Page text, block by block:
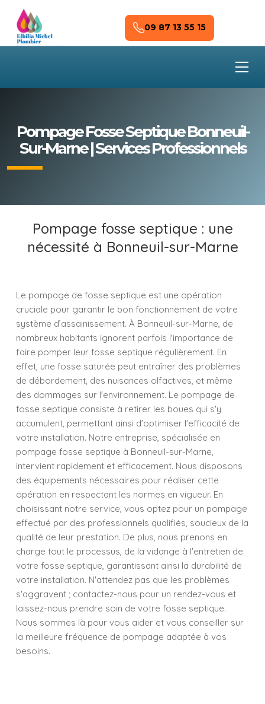
Skip to main content
09 87 13 55 15
Pompage Fosse Septique Bonneuil-
Sur-Marne | Services Professionnels
Pompage fosse septique : une
nécessité à Bonneuil-sur-Marne
Le pompage de fosse septique est une opération
cruciale pour garantir le bon fonctionnement de votre
système d’assainissement. À Bonneuil-sur-Marne, de
nombreux habitants ignorent parfois l'importance de
faire pomper leur fosse septique régulièrement. En
effet, une fosse saturée peut entraîner des problèmes
de débordement, des nuisances olfactives, et même
des dommages sur l'environnement. Le pompage de
fosse septique consiste à retirer les boues qui s'y
accumulent, permettant ainsi d'optimiser l'efficacité de
votre installation. Notre entreprise, spécialisée en
pompage fosse septique à Bonneuil-sur-Marne,
intervient rapidement et efficacement. Nous disposons
des équipements nécessaires pour réaliser cette
opération en respectant les normes en vigueur. En
choisissant notre service, vous optez pour un pompage
effectué par des professionnels qualifiés, soucieux de la
qualité de leur prestation. De plus, nous prenons en
charge tout le processus, de la vidange à l'entretien de
votre fosse septique, garantissant ainsi la durabilité de
votre installation. N'attendez pas que les problèmes
s'aggravent ; contactez-nous pour un rendez-vous et
laissez-nous prendre soin de votre fosse septique.
Nous sommes là pour vous aider et vous conseiller sur
la meilleure fréquence de pompage adaptée à vos
besoins.